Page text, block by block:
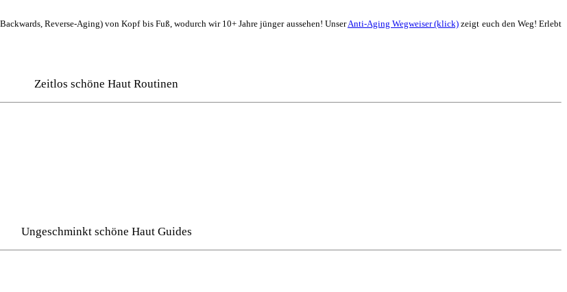
Reverse-Aging) von Kopf bis Fuß, wodurch wir 10+ Jahre jünger aussehen! UnserAnti-Aging Wegweiser (klick) zeigt euch den Weg! Erlebt
Zeitlos schöne Haut Routinen
Ungeschminkt schöne Haut Guides